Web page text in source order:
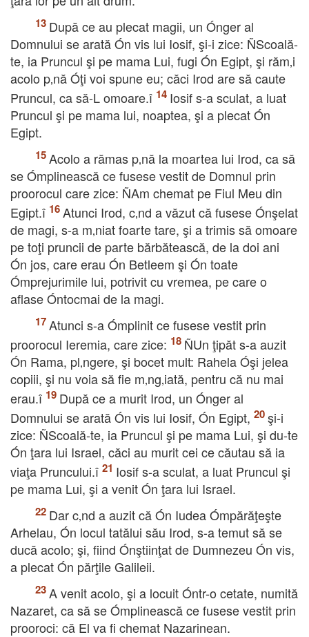
După ce au plecat magii, un Ónger al
Domnului se arată Ón vis lui Iosif, şi-i zice: ÑScoală-
te, ia Pruncul şi pe mama Lui, fugi Ón Egipt, şi răm‚i
acolo p‚nă Óţi voi spune eu; căci Irod are să caute
Pruncul, ca să-L omoare.î
Iosif s-a sculat, a luat
Pruncul şi pe mama lui, noaptea, şi a plecat Ón
Egipt.
Acolo a rămas p‚nă la moartea lui Irod, ca să
se Ómplinească ce fusese vestit de Domnul prin
proorocul care zice: ÑAm chemat pe Fiul Meu din
Egipt.î
Atunci Irod, c‚nd a văzut că fusese Ónşelat
de magi, s-a m‚niat foarte tare, şi a trimis să omoare
pe toţi pruncii de parte bărbătească, de la doi ani
Ón jos, care erau Ón Betleem şi Ón toate
Ómprejurimile lui, potrivit cu vremea, pe care o
aflase Óntocmai de la magi.
Atunci s-a Ómplinit ce fusese vestit prin
proorocul Ieremia, care zice:
ÑUn ţipăt s-a auzit
Ón Rama, pl‚ngere, şi bocet mult: Rahela Óşi jelea
copiii, şi nu voia să fie m‚ng‚iată, pentru că nu mai
erau.î
După ce a murit Irod, un Ónger al
Domnului se arată Ón vis lui Iosif, Ón Egipt,
şi-i
zice: ÑScoală-te, ia Pruncul şi pe mama Lui, şi du-te
Ón ţara lui Israel, căci au murit cei ce căutau să ia
viaţa Pruncului.î
Iosif s-a sculat, a luat Pruncul şi
pe mama Lui, şi a venit Ón ţara lui Israel.
Dar c‚nd a auzit că Ón Iudea Ómpărăţeşte
Arhelau, Ón locul tatălui său Irod, s-a temut să se
ducă acolo; şi, fiind Ónştiinţat de Dumnezeu Ón vis,
a plecat Ón părţile Galileii.
A venit acolo, şi a locuit Óntr-o cetate, numită
Nazaret, ca să se Ómplinească ce fusese vestit prin
prooroci: că El va fi chemat Nazarinean.